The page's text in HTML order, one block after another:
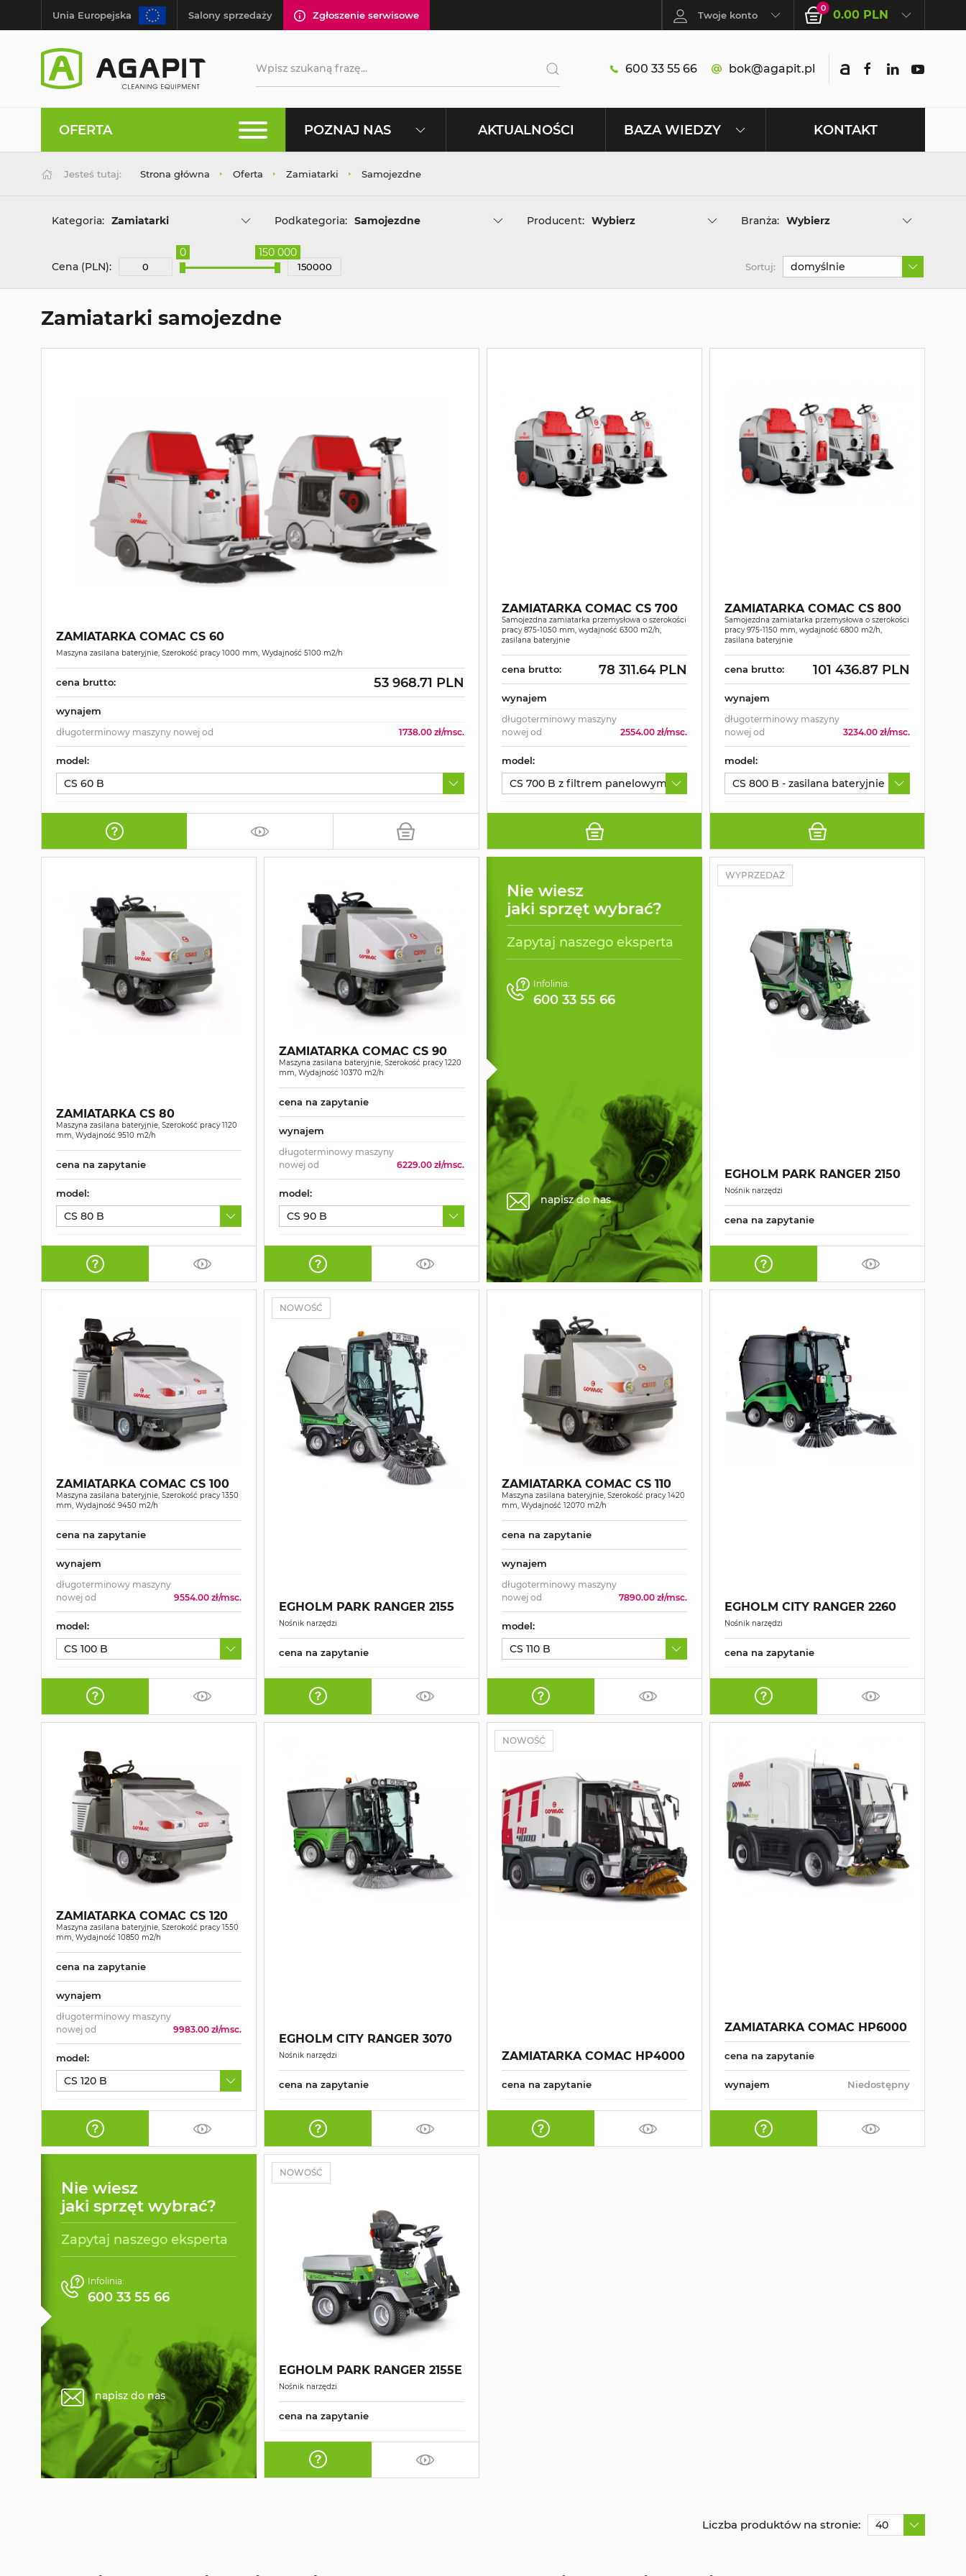
Unia Europejska Salony sprzedaży Zgłoszenie serwisowe Twoje konto
0 0.00 PLN
600 33 55 66 bok@agapit.pl
OFERTA POZNAJ NAS AKTUALNOŚCI BAZA WIEDZY KONTAKT
Jesteś tutaj: Strona główna Oferta Zamiatarki Samojezdne
Kategoria: Zamiatarki Podkategoria: Samojezdne Producent: Wybierz Branża: Wybierz
Cena (PLN):
0 150 000
Sortuj: domyślnie
Zamiatarki samojezdne
ZAMIATARKA COMAC CS 60
Maszyna zasilana bateryjnie, Szerokość pracy 1000 mm, Wydajność 5100 m2/h
cena brutto: 53 968.71 PLN
wynajem
długoterminowy maszyny nowej od 1738.00 zł/msc.
model:
CS 60 B
ZAMIATARKA COMAC CS 700
Samojezdna zamiatarka przemysłowa o szerokości
pracy 875-1050 mm, wydajność 6300 m2/h,
zasilana bateryjnie
cena brutto: 78 311.64 PLN
wynajem
długoterminowy maszyny
nowej od
2554.00 zł/msc.
model:
CS 700 B z filtrem panelowym 2021
ZAMIATARKA COMAC CS 800
Samojezdna zamiatarka przemysłowa o szerokości
pracy 975-1150 mm, wydajność 6800 m2/h,
zasilana bateryjnie
cena brutto: 101 436.87 PLN
wynajem
długoterminowy maszyny
nowej od
3234.00 zł/msc.
model:
CS 800 B - zasilana bateryjnie
ZAMIATARKA CS 80
Maszyna zasilana bateryjnie, Szerokość pracy 1120
mm, Wydajność 9510 m2/h
cena na zapytanie
model:
CS 80 B
ZAMIATARKA COMAC CS 90
Maszyna zasilana bateryjnie, Szerokość pracy 1220
mm, Wydajność 10370 m2/h
cena na zapytanie
wynajem
długoterminowy maszyny
nowej od
6229.00 zł/msc.
model:
CS 90 B
Nie wiesz
jaki sprzęt wybrać?
Zapytaj naszego eksperta
Infolinia:
600 33 55 66
napisz do nas
WYPRZEDAŻ
EGHOLM PARK RANGER 2150
Nośnik narzędzi
cena na zapytanie
ZAMIATARKA COMAC CS 100
Maszyna zasilana bateryjnie, Szerokość pracy 1350
mm, Wydajność 9450 m2/h
cena na zapytanie
wynajem
długoterminowy maszyny
nowej od
9554.00 zł/msc.
model:
CS 100 B
NOWOŚĆ
EGHOLM PARK RANGER 2155
Nośnik narzędzi
cena na zapytanie
ZAMIATARKA COMAC CS 110
Maszyna zasilana bateryjnie, Szerokość pracy 1420
mm, Wydajność 12070 m2/h
cena na zapytanie
wynajem
długoterminowy maszyny
nowej od
7890.00 zł/msc.
model:
CS 110 B
EGHOLM CITY RANGER 2260
Nośnik narzędzi
cena na zapytanie
ZAMIATARKA COMAC CS 120
Maszyna zasilana bateryjnie, Szerokość pracy 1550
mm, Wydajność 10850 m2/h
cena na zapytanie
wynajem
długoterminowy maszyny
nowej od
9983.00 zł/msc.
model:
CS 120 B
EGHOLM CITY RANGER 3070
Nośnik narzędzi
cena na zapytanie
NOWOŚĆ
ZAMIATARKA COMAC HP4000
cena na zapytanie
ZAMIATARKA COMAC HP6000
cena na zapytanie
wynajem Niedostępny
Nie wiesz
jaki sprzęt wybrać?
Zapytaj naszego eksperta
Infolinia:
600 33 55 66
napisz do nas
NOWOŚĆ
EGHOLM PARK RANGER 2155E
Nośnik narzędzi
cena na zapytanie
Liczba produktów na stronie: 40